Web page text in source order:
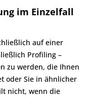
im Einzelfall
auf einer
Profiling –
zu werden, die Ihnen
oder Sie in ähnlicher
nicht, wenn die